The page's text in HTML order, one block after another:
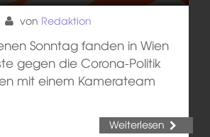
von Redaktion
Sonntag fanden in Wien
gegen die Corona-Politik
mit einem Kamerateam
Weiterlesen